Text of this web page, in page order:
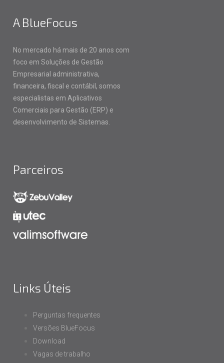
A BlueFocus
No mercado há mais de 20 anos com
foco em Soluções de Gestão
Empresarial administrativa,
financeira, fiscal e contábil, somos
especialistas em Aplicativos
Comerciais para Gestão (ERP) e
desenvolvimento de Sistemas.
Parceiros
Links Úteis
Perguntas frequentes
Versões BlueFocus
Download
Vagas de trabalho